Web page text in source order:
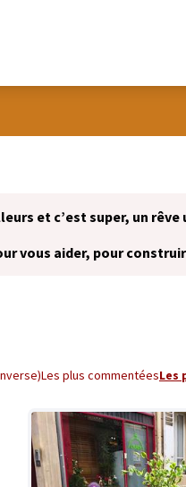
et c’est super, un rêve
nouvel onglet)
vous aider, pour
Les plus commentéesLes